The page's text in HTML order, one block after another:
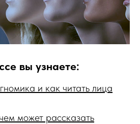
вы узнаете:
и как читать лица
может рассказать